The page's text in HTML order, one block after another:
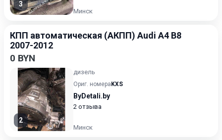
3
Минск
КПП автоматическая (АКПП) Audi A4 B8
2007-2012
0 BYN
2
дизель
Ориг. номера KXS
ByDetali.by
2 отзыва
Минск